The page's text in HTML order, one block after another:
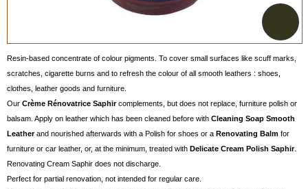
Resin-based concentrate of colour pigments. To cover small surfaces like scuff marks,
scratches, cigarette burns and to refresh the colour of all smooth leathers : shoes,
clothes, leather goods and furniture.
Our Crème Rénovatrice Saphircomplements, but does not replace, furniture polish or
balsam. Apply on leather which has been cleaned before with Cleaning Soap Smooth
Leatherand nourished afterwards with a Polish for shoes or a Renovating Balm for
furniture or car leather, or, at the minimum, treated with Delicate Cream Polish Saphir.
Renovating Cream Saphir does not discharge.
Perfect for partial renovation, not intended for regular care.